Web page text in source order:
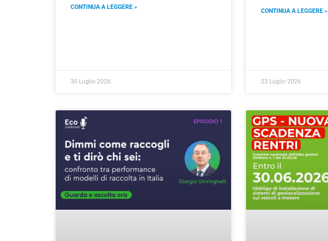
CONTINUA A LEGGERE »
30 Luglio 2026
CONTINUA A LEGGERE »
23 Luglio 2026